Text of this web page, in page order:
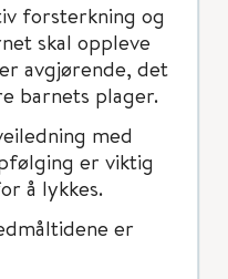
forsterkning og
skal oppleve
avgjørende, det
barnets plager.
med
er viktig
å lykkes.
er